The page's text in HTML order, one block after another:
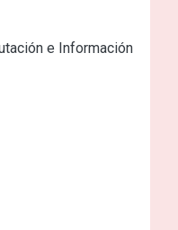
e Información